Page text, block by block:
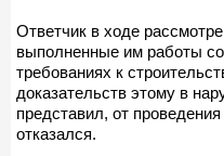
Ответчик в ходе
выполненные им работы
требованиях к
доказательств этому в
представил, от
отказался.